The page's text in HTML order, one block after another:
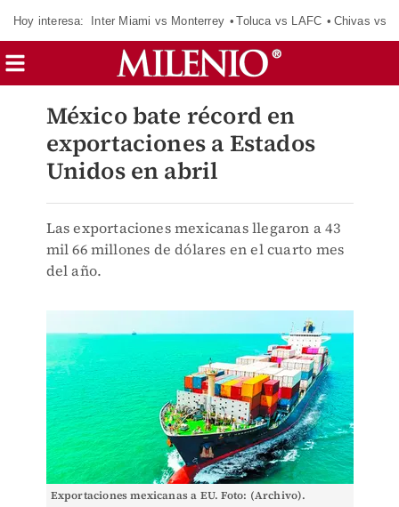
Hoy interesa: Inter Miami vs Monterrey Toluca vs LAFC Chivas vs
México bate récord en
exportaciones a Estados
Unidos en abril
Las exportaciones mexicanas llegaron a 43
mil 66 millones de dólares en el cuarto mes
del año.
Exportaciones mexicanas a EU. Foto: (Archivo).